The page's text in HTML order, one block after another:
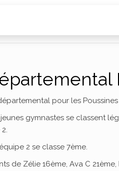
pour les Poussines
gymnastes se classent
2 se classe 7ème.
Zélie 16ème, Ava C